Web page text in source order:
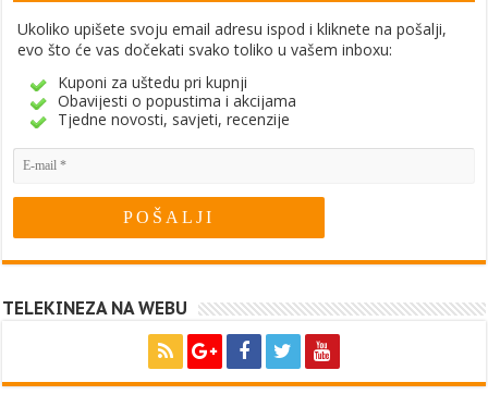
Ukoliko upišete svoju email adresu ispod i kliknete na pošalji,
evo što će vas dočekati svako toliko u vašem inboxu:
Kuponi za uštedu pri kupnji
Obavijesti o popustima i akcijama
Tjedne novosti, savjeti, recenzije
TELEKINEZA NA WEBU